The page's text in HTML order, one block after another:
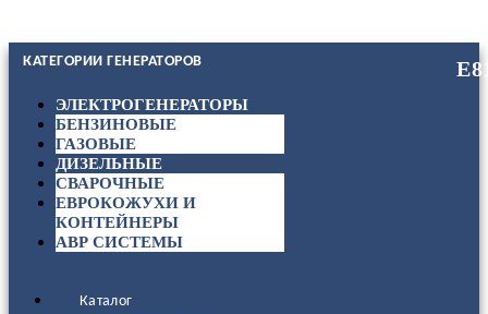
КАТЕГОРИИ ГЕНЕРАТОРОВ
ЭЛЕКТРОГЕНЕРАТОРЫ
БЕНЗИНОВЫЕ
ГАЗОВЫЕ
ДИЗЕЛЬНЫЕ
СВАРОЧНЫЕ
ЕВРОКОЖУХИ И
КОНТЕЙНЕРЫ
АВР СИСТЕМЫ
Каталог